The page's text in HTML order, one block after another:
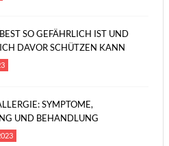
SO GEFÄHRLICH IST UND
DAVOR SCHÜTZEN KANN
SYMPTOME,
UND BEHANDLUNG